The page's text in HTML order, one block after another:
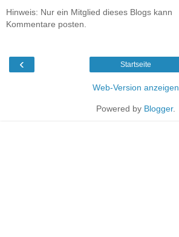
Hinweis: Nur ein Mitglied dieses Blogs kann
Kommentare posten.
‹ Startseite
Web-Version anzeigen
Powered by Blogger.